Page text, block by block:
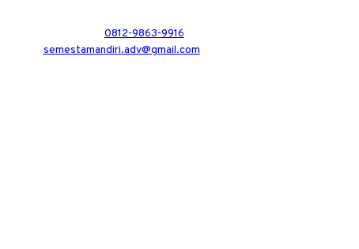
0812-9863-9916
semestamandiri.adv@gmail.com